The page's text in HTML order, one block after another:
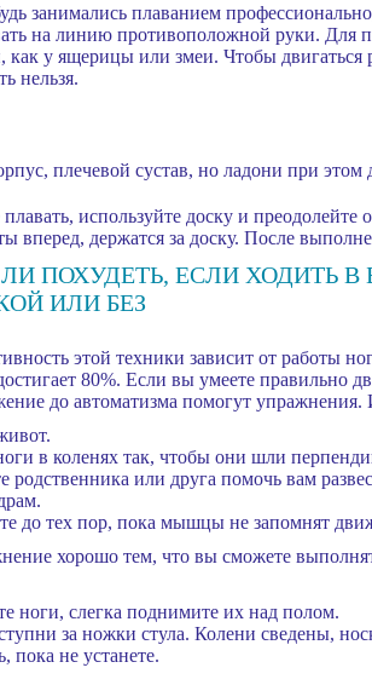
занимались плаванием
на линию противоположной руки. Для
как у ящерицы или змеи. Чтобы
нельзя.
плечевой сустав, но ладони при
используйте доску и
вперед, держатся за доску. После
ПОХУДЕТЬ, ЕСЛИ ХОДИТЬ В
ИЛИ БЕЗ
этой техники зависит от работы
80%. Если вы умеете правильно
до автоматизма помогут
в коленях так, чтобы они шли
родственника или друга помочь вам
до тех пор, пока мышцы не запомнят
хорошо тем, что вы сможете
ноги, слегка поднимите их над полом.
за ножки стула. Колени сведены,
пока не устанете.